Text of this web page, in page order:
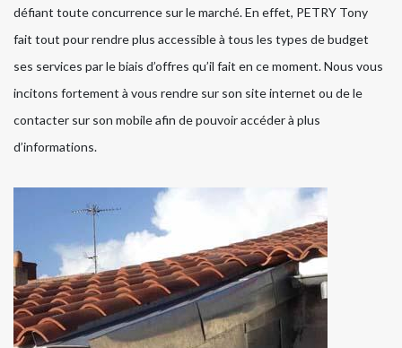
défiant toute concurrence sur le marché. En effet, PETRY Tony
fait tout pour rendre plus accessible à tous les types de budget
ses services par le biais d’offres qu’il fait en ce moment. Nous vous
incitons fortement à vous rendre sur son site internet ou de le
contacter sur son mobile afin de pouvoir accéder à plus
d’informations.